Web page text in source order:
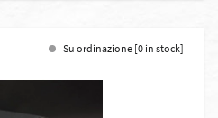
Su ordinazione [0 in stock]